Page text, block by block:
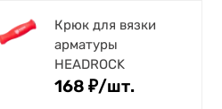
Крюк для вязки
арматуры
HEADROCK
168 ₽/шт.